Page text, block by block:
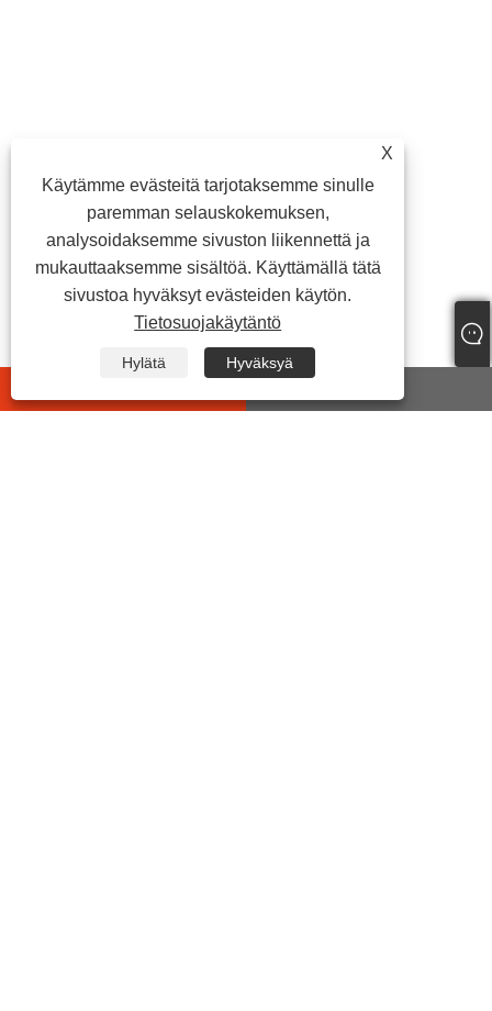
X
Käytämme evästeitä tarjotaksemme sinulle
paremman selauskokemuksen,
analysoidaksemme sivuston liikennettä ja
mukauttaaksemme sisältöä. Käyttämällä tätä
sivustoa hyväksyt evästeiden käytön.
Tietosuojakäytäntö
Hylätä Hyväksyä